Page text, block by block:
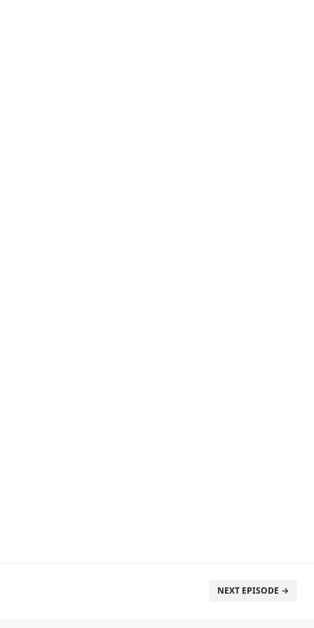
NEXT EPISODE →